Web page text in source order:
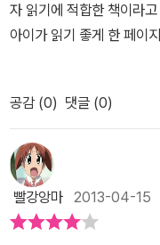
자 읽기에 적합한 책이라
아이가 읽기 좋게 한 페이
다는 점도 혼자 글 읽는
우리 딸 아이가 혼자 책 읽
바심내고 있었거든요. 제
소리내서 읽기를 강요하
애가 타는 상황이 계속 되
데 이 책이 아이의 읽기에
새가 무척 사랑스럽더라구
공감 (0) 댓글 (0)
빨강앙마 2013-04-15